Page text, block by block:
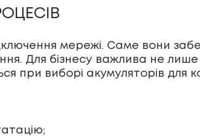
мережі. Саме вони
Для бізнесу важлива не лише
при виборі акумуляторів для